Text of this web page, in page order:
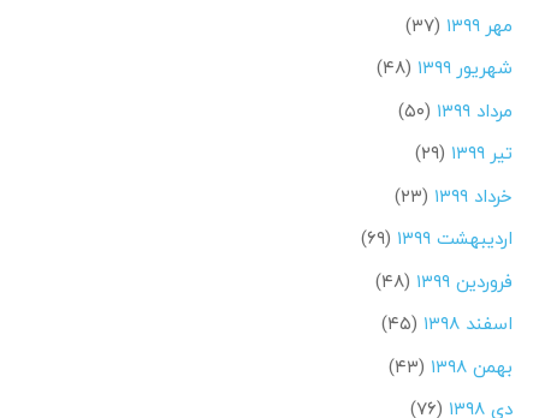
مهر ۱۳۹۹
(۳۷)
شهریور ۱۳۹۹
(۴۸)
مرداد ۱۳۹۹
(۵۰)
تیر ۱۳۹۹
(۲۹)
خرداد ۱۳۹۹
(۲۳)
اردیبهشت ۱۳۹۹
(۶۹)
فروردین ۱۳۹۹
(۴۸)
اسفند ۱۳۹۸
(۴۵)
بهمن ۱۳۹۸
(۴۳)
دی ۱۳۹۸
(۷۶)